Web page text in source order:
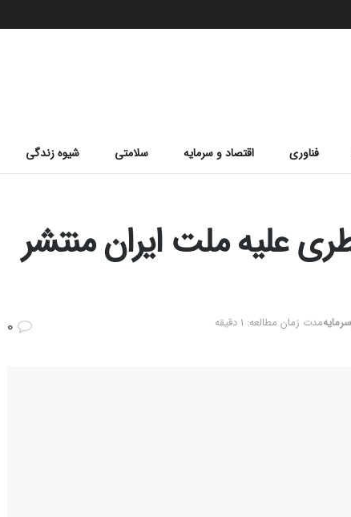
فناوری اقتصاد و سرمایه سلامتی شیوه زندگی
علیه ملت ایران منتشر
مدت زمان مطالعه: 1 دقیقه